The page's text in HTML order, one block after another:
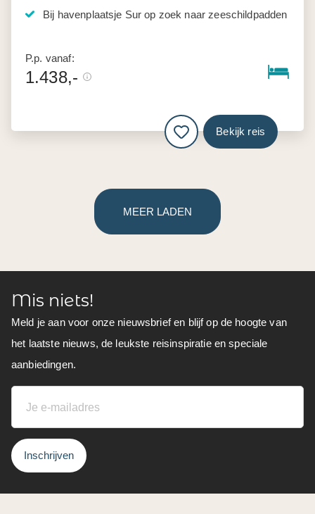
Bij havenplaatsje Sur op zoek naar zeeschildpadden
P.p. vanaf:
1.438,-
Bekijk reis
MEER LADEN
Mis niets!
Meld je aan voor onze nieuwsbrief en blijf op de hoogte van
het laatste nieuws, de leukste reisinspiratie en speciale
aanbiedingen.
Inschrijven